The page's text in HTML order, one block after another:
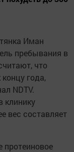
Иман
пребывания в
что
года,
NDTV.
клинику
вес составляет
протеиновое